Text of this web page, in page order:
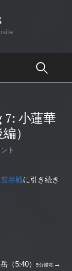
7: 小蓮華
）
ト
前半戦に引き続き
（5:40）
5分滞在 →